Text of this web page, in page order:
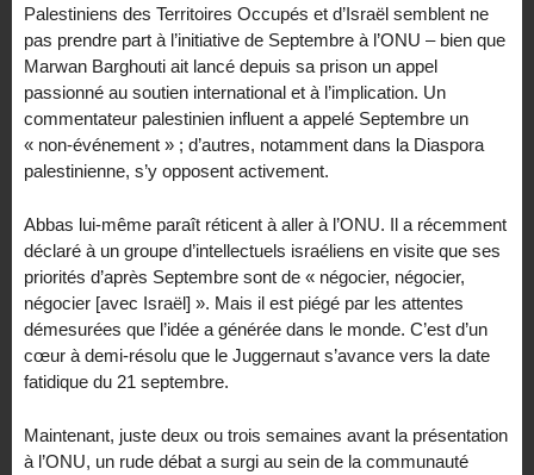
Palestiniens des Territoires Occupés et d’Israël semblent ne
pas prendre part à l’initiative de Septembre à l’ONU – bien que
Marwan Barghouti ait lancé depuis sa prison un appel
passionné au soutien international et à l’implication. Un
commentateur palestinien influent a appelé Septembre un
« non-événement » ; d’autres, notamment dans la Diaspora
palestinienne, s’y opposent activement.
Abbas lui-même paraît réticent à aller à l’ONU. Il a récemment
déclaré à un groupe d’intellectuels israéliens en visite que ses
priorités d’après Septembre sont de « négocier, négocier,
négocier [avec Israël] ». Mais il est piégé par les attentes
démesurées que l’idée a générée dans le monde. C’est d’un
cœur à demi-résolu que le Juggernaut s’avance vers la date
fatidique du 21 septembre.
Maintenant, juste deux ou trois semaines avant la présentation
à l’ONU, un rude débat a surgi au sein de la communauté